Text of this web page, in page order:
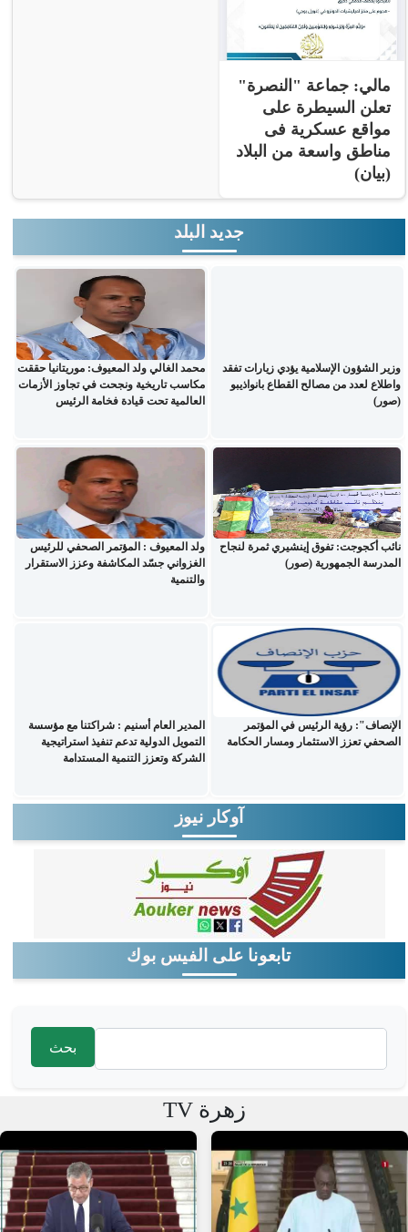
مالي: جماعة "النصرة"
تعلن السيطرة على
مواقع عسكرية فى
مناطق واسعة من البلاد
(بيان)
جديد البلد
وزير الشؤون الإسلامية يؤدي زيارات تفقد
واطلاع لعدد من مصالح القطاع بانواذيبو
(صور)
محمد الغالي ولد المعيوف: موريتانيا حققت
مكاسب تاريخية ونجحت في تجاوز الأزمات
العالمية تحت قيادة فخامة الرئيس
نائب أكجوجت: تفوق إينشيري ثمرة لنجاح
المدرسة الجمهورية (صور)
ولد المعيوف : المؤتمر الصحفي للرئيس
الغزواني جسّد المكاشفة وعزز الاستقرار
والتنمية
الإنصاف": رؤية الرئيس في المؤتمر
الصحفي تعزز الاستثمار ومسار الحكامة
المدير العام أسنيم : شراكتنا مع مؤسسة
التمويل الدولية تدعم تنفيذ استراتيجية
الشركة وتعزز التنمية المستدامة
آوكار نيوز
تابعونا على الفيس بوك
‏بحث ‏
زهرة TV